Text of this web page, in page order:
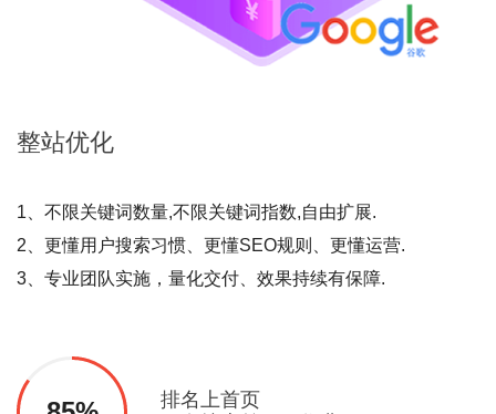
整站优化
1、不限关键词数量,不限关键词指数,自由扩展.
2、更懂用户搜索习惯、更懂SEO规则、更懂运营.
3、专业团队实施，量化交付、效果持续有保障.
排名上首页